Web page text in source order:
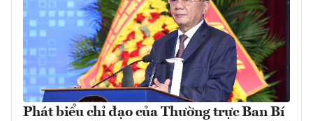
Phát biểu chỉ đạo của Thường trực Ban Bí